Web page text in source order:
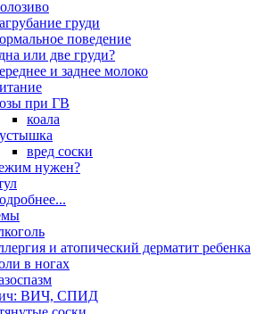
груди
поведение
или две груди?
и заднее молоко
при ГВ
коала
вред соски
нужен?
и атопический дерматит ребенка
в ногах
ВИЧ, СПИД